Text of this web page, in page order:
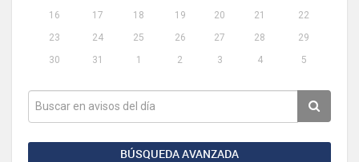
16
17 18 19 20 21
22
23
24 25 26 27 28
29
30
31 1 2 3 4 5
BÚSQUEDA AVANZADA